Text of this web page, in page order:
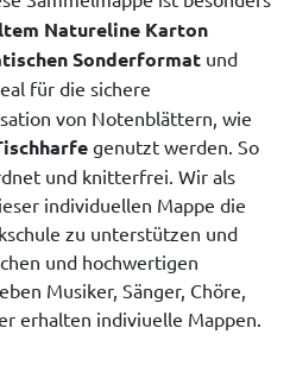
Natureline Karton
Sonderformat und
für die sichere
von Notenblättern, wie
genutzt werden. So
und knitterfrei. Wir als
individuellen Mappe die
zu unterstützen und
und hochwertigen
Musiker, Sänger, Chöre,
erhalten indiviuelle Mappen.